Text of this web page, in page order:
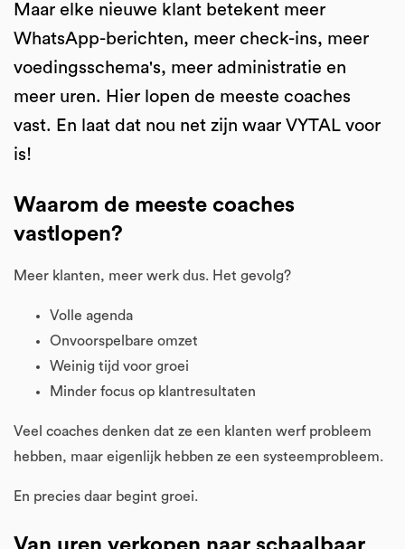
Maar elke nieuwe klant betekent meer
WhatsApp-berichten, meer check-ins, meer
voedingsschema's, meer administratie en
meer uren. Hier lopen de meeste coaches
vast. En laat dat nou net zijn waar VYTAL voor
is!
Waarom de meeste coaches
vastlopen?
Meer klanten, meer werk dus. Het gevolg?
Volle agenda
Onvoorspelbare omzet
Weinig tijd voor groei
Minder focus op klantresultaten
Veel coaches denken dat ze een klanten werf probleem
hebben, maar eigenlijk hebben ze een systeemprobleem.
En precies daar begint groei.